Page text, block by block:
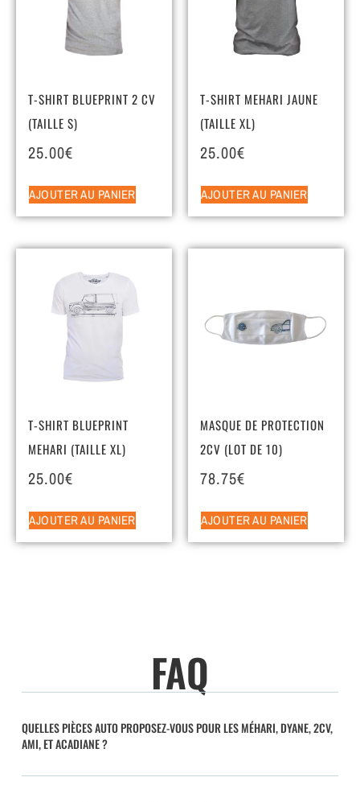
T-SHIRT BLUEPRINT 2 CV
(TAILLE S)
25.00€
AJOUTER AU PANIER
T-SHIRT MEHARI JAUNE
(TAILLE XL)
25.00€
AJOUTER AU PANIER
T-SHIRT BLUEPRINT
MEHARI (TAILLE XL)
25.00€
AJOUTER AU PANIER
MASQUE DE PROTECTION
2CV (LOT DE 10)
78.75€
AJOUTER AU PANIER
FAQ
QUELLES PIÈCES AUTO PROPOSEZ-VOUS POUR LES MÉHARI, DYANE, 2CV,
AMI, ET ACADIANE ?